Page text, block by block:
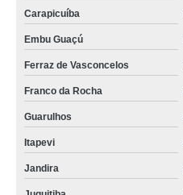
Carapicuíba
Embu Guaçú
Ferraz de Vasconcelos
Franco da Rocha
Guarulhos
Itapevi
Jandira